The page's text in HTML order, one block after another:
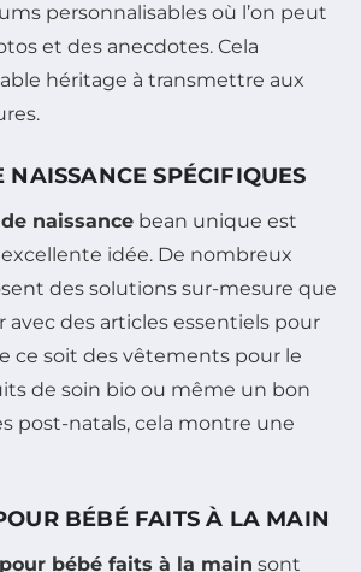
personnalisables où l’on peut
et des anecdotes. Cela
héritage à transmettre aux
NAISSANCE SPÉCIFIQUES
naissance bean unique est
idée. De nombreux
des solutions sur-mesure que
avec des articles essentiels pour
ce soit des vêtements pour le
de soin bio ou même un bon
post-natals, cela montre une
BÉBÉ FAITS À LA MAIN
bébé faits à la main sont